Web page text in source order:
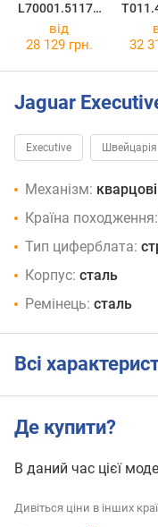
L70001.5117C
H
від
28 129 грн.
32
Jaguar
Executive Швейцарія
Механізм: кварцові
Країна походження:
Тип циферблата:
Корпус: сталь
Ремінець: сталь
Всі
Де купити?
В даний час цієї
Дивіться ціни в інших